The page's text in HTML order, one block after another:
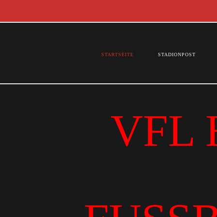
STARTSEITE STADIONPOST
VFL